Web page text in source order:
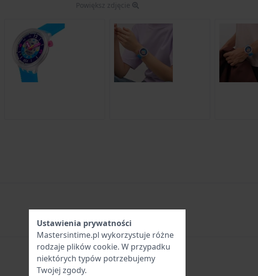
Powiększ zdjęcie
Ustawienia prywatności
Mastersintime.pl wykorzystuje różne
rodzaje plików cookie. W przypadku
niektórych typów potrzebujemy
Twojej zgody.